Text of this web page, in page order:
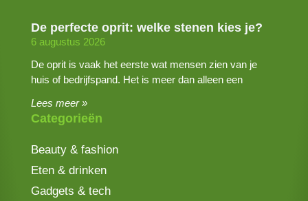
De perfecte oprit: welke stenen kies je?
6 augustus 2026
De oprit is vaak het eerste wat mensen zien van je
huis of bedrijfspand. Het is meer dan alleen een
Lees meer »
Categorieën
Beauty & fashion
Eten & drinken
Gadgets & tech